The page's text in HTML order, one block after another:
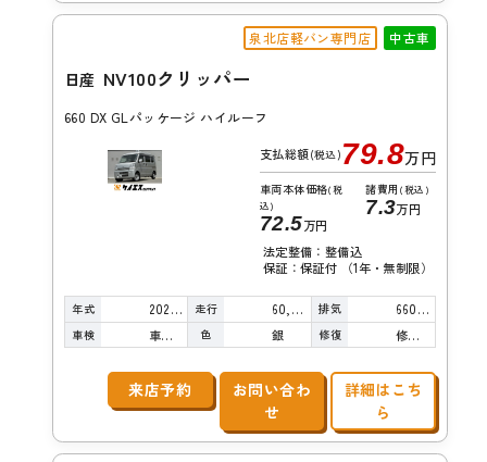
泉北店軽バン専門店 中古車
日産 NV100クリッパー
660 DX GLパッケージ ハイルーフ
支払総額(税込) 79.8万円
車両本体価格(税
込)
72.5万円
諸費用 (税込)
7.3万円
法定整備：整備込
保証：保証付 （1年・無制限）
年式 2021年 走行 60,000km 排気 660cc
車検 車検整備付 色 銀 修復 修復歴無し
来店予約
お問い合わ
せ
詳細はこち
ら